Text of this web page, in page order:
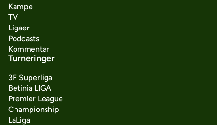
Kampe
TV
Ligaer
Podcasts
Kommentar
Turneringer
3F Superliga
Betinia LIGA
Premier League
Championship
LaLiga